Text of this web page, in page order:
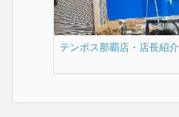
テンポス那覇店・店長紹介